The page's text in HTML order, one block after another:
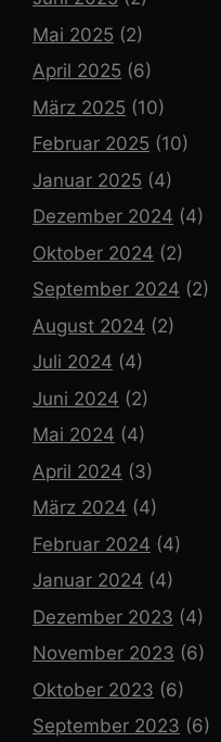
Mai 2025 (2)
April 2025 (6)
März 2025 (10)
Februar 2025 (10)
Januar 2025 (4)
Dezember 2024 (4)
Oktober 2024 (2)
September 2024 (2)
August 2024 (2)
Juli 2024 (4)
Juni 2024 (2)
Mai 2024 (4)
April 2024 (3)
März 2024 (4)
Februar 2024 (4)
Januar 2024 (4)
Dezember 2023 (4)
November 2023 (6)
Oktober 2023 (6)
September 2023 (6)